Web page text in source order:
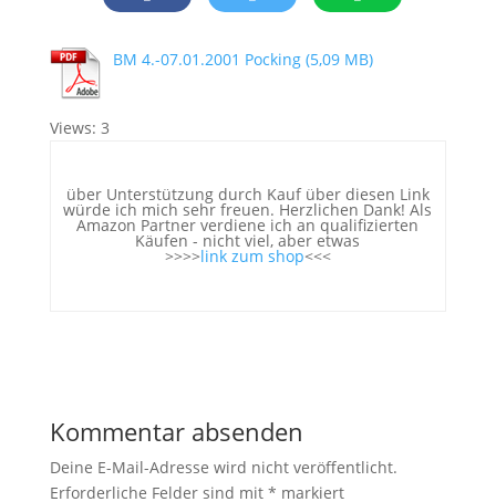
BM 4.-07.01.2001 Pocking
Views: 3
über Unterstützung durch Kauf über diesen Link
würde ich mich sehr freuen. Herzlichen Dank! Als
Amazon Partner verdiene ich an qualifizierten
Käufen - nicht viel, aber etwas
>>>>link zum shop<<<
Kommentar absenden
Deine E-Mail-Adresse wird nicht veröffentlicht.
Erforderliche Felder sind mit * markiert